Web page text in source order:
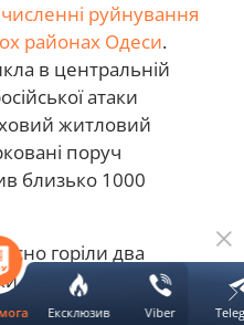
численні руйнування
районах Одеси.
в центральній
атаки
житловий
поруч
близько 1000
горіли два
Рятувальникам
На місцях ударів
Ексклюзив Viber